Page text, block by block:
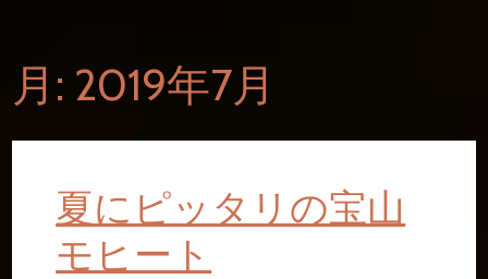
月: 2019年7月
夏にピッタリの宝山
モヒート